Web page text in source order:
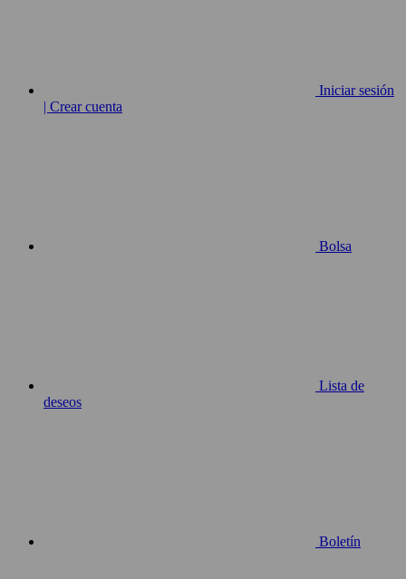
Iniciar sesión
| Crear cuenta
Bolsa
Lista de
deseos
Boletín